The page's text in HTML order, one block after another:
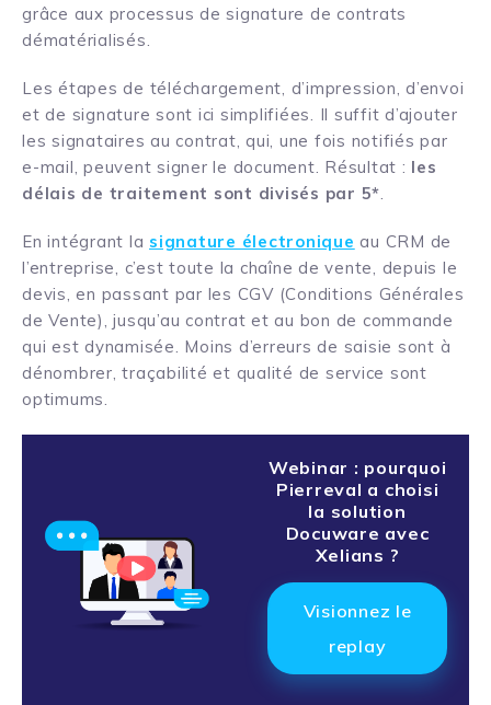
grâce aux processus de signature de contrats
dématérialisés.
Les étapes de téléchargement, d’impression, d’envoi
et de signature sont ici simplifiées. Il suffit d’ajouter
les signataires au contrat, qui, une fois notifiés par
e-mail, peuvent signer le document. Résultat : les
délais de traitement sont divisés par 5*.
En intégrant la signature électronique au CRM de
l’entreprise, c’est toute la chaîne de vente, depuis le
devis, en passant par les CGV (Conditions Générales
de Vente), jusqu’au contrat et au bon de commande
qui est dynamisée. Moins d’erreurs de saisie sont à
dénombrer, traçabilité et qualité de service sont
optimums.
Webinar : pourquoi
Pierreval a choisi
la solution
Docuware avec
Xelians ?
Visionnez le
replay